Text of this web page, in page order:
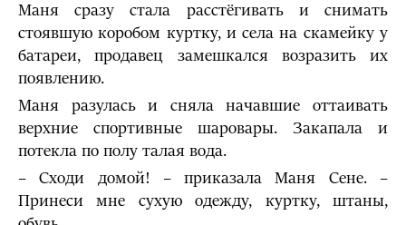
Маня сразу стала расстёгивать и снимать
стоявшую коробом куртку, и села на скамейку у
батареи, продавец замешкался возразить их
появлению.
Маня разулась и сняла начавшие оттаивать
верхние спортивные шаровары. Закапала и
потекла по полу талая вода.
– Сходи домой! – приказала Маня Сене. –
Принеси мне сухую одежду, куртку, штаны,